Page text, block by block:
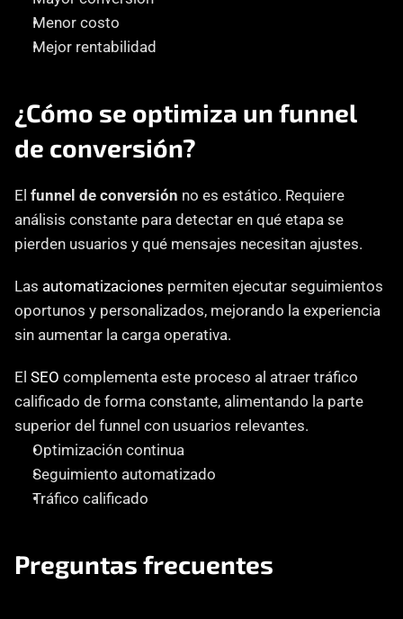
Menor costo
Mejor rentabilidad
¿Cómo se optimiza un funnel
de conversión?
El funnel de conversión no es estático. Requiere
análisis constante para detectar en qué etapa se
pierden usuarios y qué mensajes necesitan ajustes.
Las automatizaciones permiten ejecutar seguimientos
oportunos y personalizados, mejorando la experiencia
sin aumentar la carga operativa.
El SEO complementa este proceso al atraer tráfico
calificado de forma constante, alimentando la parte
superior del funnel con usuarios relevantes.
Optimización continua
Seguimiento automatizado
Tráfico calificado
Preguntas frecuentes